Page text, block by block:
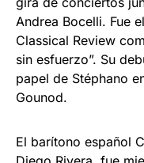
Andrea Bocelli. Fue
Classical Review
sin esfuerzo”. Su
papel de Stéphano
Gounod.
El barítono español